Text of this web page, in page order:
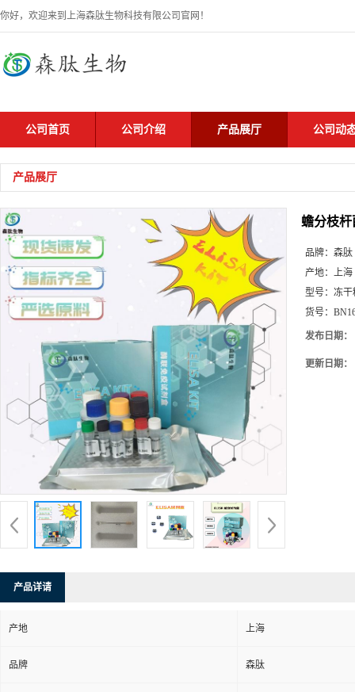
你好，欢迎来到上海森肽生物科技有限公司官网！
公司首页 公司介绍 产品展厅 公司动
产品展厅
蟾分枝杆
品牌： 森肽
产地： 上海
型号： 冻干
货号：
发布日期：
更新日期：
产品详请
产地 上海
品牌 森肽